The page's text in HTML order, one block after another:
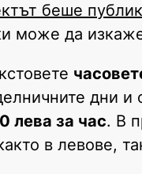
беше
може да
дни
лева за час. В
в левове,